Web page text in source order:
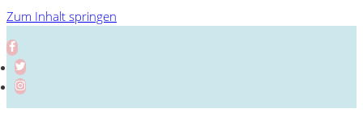
Zum Inhalt springen